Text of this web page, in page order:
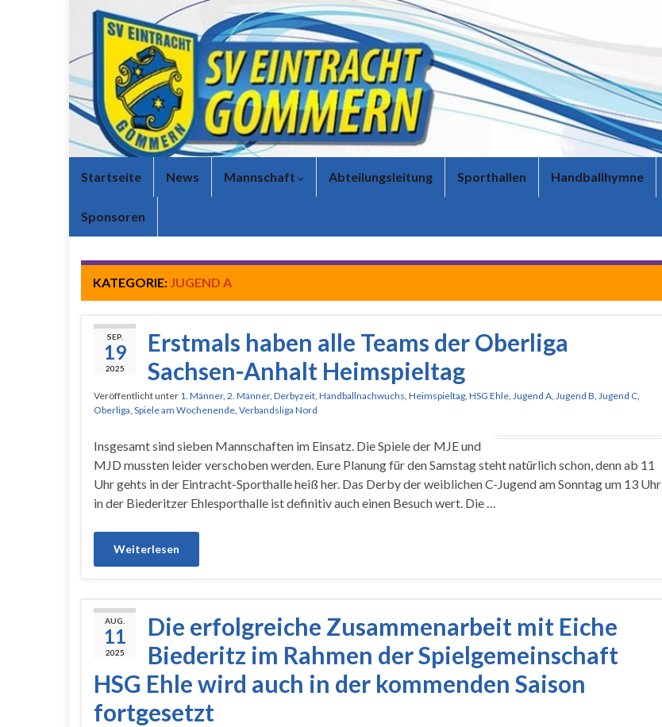
Startseite News Mannschaft Abteilungsleitung Sporthallen Handballhymne
Sponsoren
KATEGORIE: JUGEND A
SEP.
19
2025
Erstmals haben alle Teams der Oberliga
Sachsen-Anhalt Heimspieltag
Veröffentlicht unter 1. Männer, 2. Männer, Derbyzeit, Handballnachwuchs, Heimspieltag, HSG Ehle, Jugend A, Jugend B, Jugend C,
Oberliga, Spiele am Wochenende, Verbandsliga Nord
Insgesamt sind sieben Mannschaften im Einsatz. Die Spiele der MJE und
MJD mussten leider verschoben werden. Eure Planung für den Samstag steht natürlich schon, denn ab 11
Uhr gehts in der Eintracht-Sporthalle heiß her. Das Derby der weiblichen C-Jugend am Sonntag um 13 Uhr
in der Biederitzer Ehlesporthalle ist definitiv auch einen Besuch wert. Die …
Weiterlesen
AUG.
11
2025
Die erfolgreiche Zusammenarbeit mit Eiche
Biederitz im Rahmen der Spielgemeinschaft
HSG Ehle wird auch in der kommenden Saison
fortgesetzt